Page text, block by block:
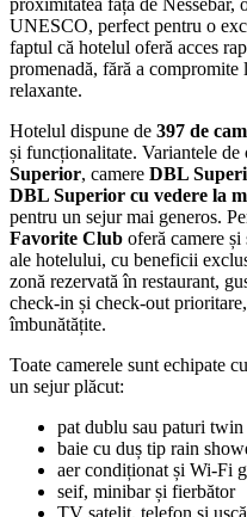
UNESCO, perfect pentru o
faptul că hotelul oferă acces
promenadă, fără a compromite
relaxante.
Hotelul dispune de 397 de
și funcționalitate. Variantele de
Superior, camere DBL
DBL Superior cu vedere la
pentru un sejur mai generos.
Favorite Club oferă camere
ale hotelului, cu beneficii
zonă rezervată în restaurant,
check-in și check-out
îmbunătățite.
Toate camerele sunt echipate
un sejur plăcut:
pat dublu sau paturi twin
baie cu duș tip rain
aer condiționat și Wi-Fi
seif, minibar și fierbător
TV satelit, telefon și